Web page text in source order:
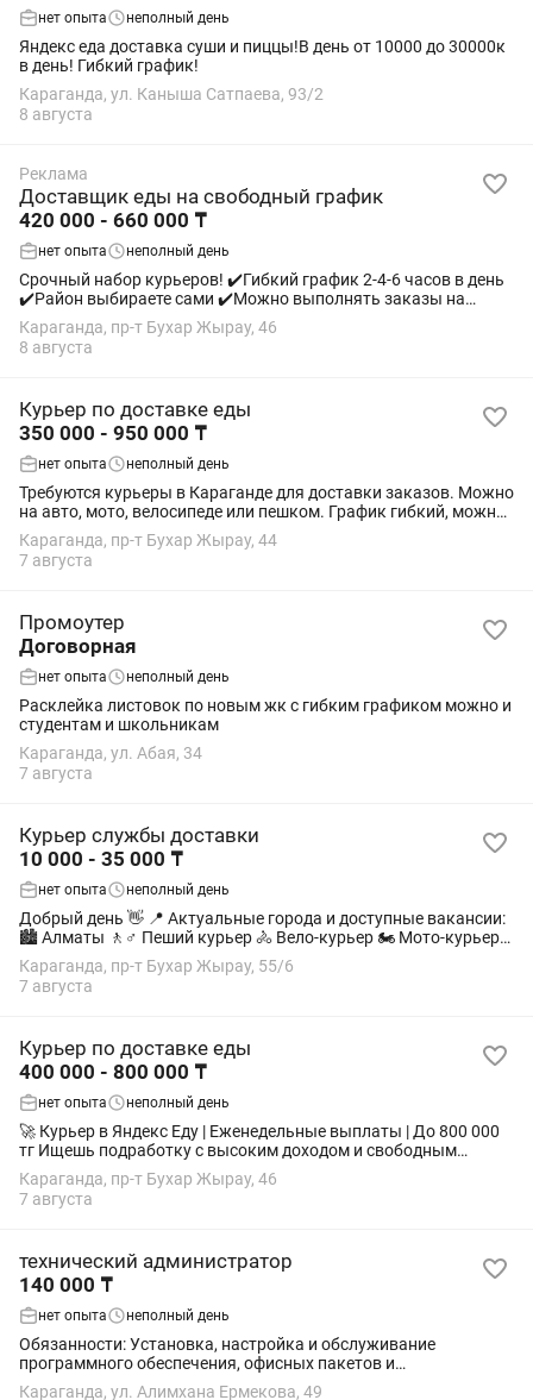
нет опыта неполный день
Яндекс еда доставка суши и пиццы!В день от 10000 до 30000к
в день! Гибкий график!
Караганда, ул. Каныша Сатпаева, 93/2
8 августа
Реклама
Доставщик еды на свободный график
420 000 - 660 000 ₸
нет опыта неполный день
Срочный набор курьеров! ✔️Гибкий график 2-4-6 часов в день
✔️Район выбираете сами ✔️Можно выполнять заказы на
любом транспорте или пешком ✔️Поддержка 24/7
официальное оформление ✔️Деньги на карту...
Караганда, пр-т Бухар Жырау, 46
8 августа
Курьер по доставке еды
350 000 - 950 000 ₸
нет опыта неполный день
Требуются курьеры в Караганде для доставки заказов. Можно
на авто, мото, велосипеде или пешком. График гибкий, можно
совмещать с другой работой. Требования: ответственность,
пунктуальность, смартфон...
Караганда, пр-т Бухар Жырау, 44
7 августа
Промоутер
Договорная
нет опыта неполный день
Расклейка листовок по новым жк с гибким графиком можно и
студентам и школьникам
Караганда, ул. Абая, 34
7 августа
Курьер службы доставки
10 000 - 35 000 ₸
нет опыта неполный день
Добрый день 👋 📍 Актуальные города и доступные вакансии:
🏙 Алматы 🚶♂️ Пеший курьер 🚴 Вело-курьер 🏍 Мото-курьер
🚗 Авто-курьер 🏙 Астана 🚶♂️ Пеший курьер 🚴 Вело-курьер 🏍
Мото-курьер 🚗...
Караганда, пр-т Бухар Жырау, 55/6
7 августа
Курьер по доставке еды
400 000 - 800 000 ₸
нет опыта неполный день
🚀 Курьер в Яндекс Еду | Еженедельные выплаты | До 800 000
тг Ищешь подработку с высоким доходом и свободным
графиком? Подключайся к сервису Яндекс Еда прямо сейчас и
забирай первые заказы уже...
Караганда, пр-т Бухар Жырау, 46
7 августа
технический администратор
140 000 ₸
нет опыта неполный день
Обязанности: Установка, настройка и обслуживание
программного обеспечения, офисных пакетов и
дополнительного ПО. Подключение, настройка и контроль
Караганда, ул. Алимхана Ермекова, 49